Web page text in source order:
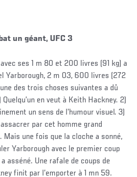
un géant, UFC 3
ses 1 m 80 et 200 livres (91 kg) a
Yarborough, 2 m 03, 600 livres (272
une des trois choses suivantes a dû
en veut à Keith Hackney. 2)
un sens de l’humour visuel. 3)
par cet homme grand
Mais une fois que la cloche a sonné,
Yarborough avec le premier coup
asséné. Une rafale de coups de
finit par l’emporter à 1 mn 59.